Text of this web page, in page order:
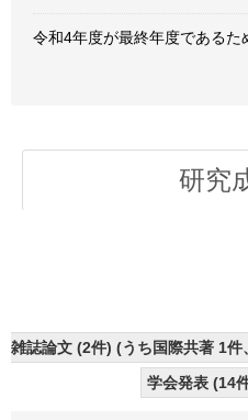
令和4年度が最終年度であるた
研究
雑誌論文 (2件) (うち国際共著 1
学会発表 (14